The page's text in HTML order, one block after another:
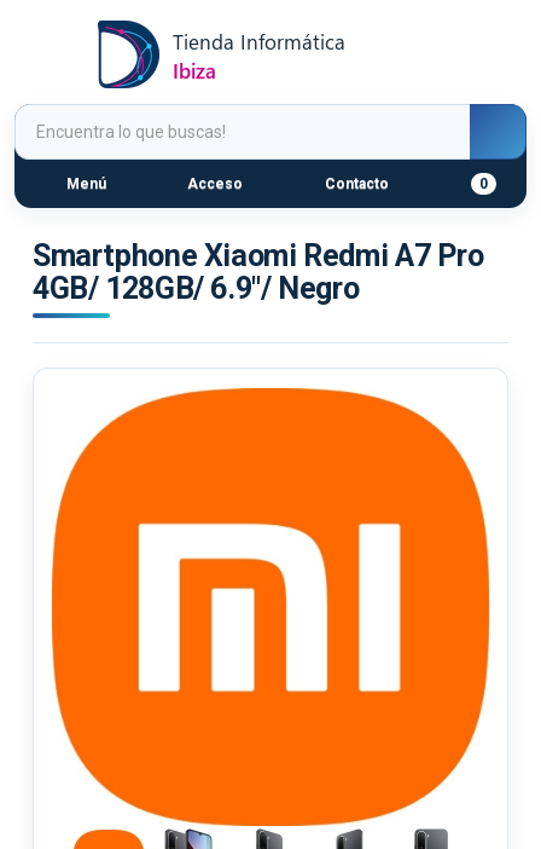
Menú Acceso Contacto 0
Smartphone Xiaomi Redmi A7 Pro
4GB/ 128GB/ 6.9"/ Negro